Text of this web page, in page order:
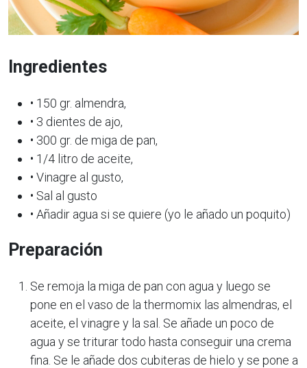
Ingredientes
• 150 gr. almendra,
• 3 dientes de ajo,
• 300 gr. de miga de pan,
• 1/4 litro de aceite,
• Vinagre al gusto,
• Sal al gusto
• Añadir agua si se quiere (yo le añado un poquito)
Preparación
Se remoja la miga de pan con agua y luego se
pone en el vaso de la thermomix las almendras, el
aceite, el vinagre y la sal. Se añade un poco de
agua y se triturar todo hasta conseguir una crema
fina. Se le añade dos cubiteras de hielo y se pone a